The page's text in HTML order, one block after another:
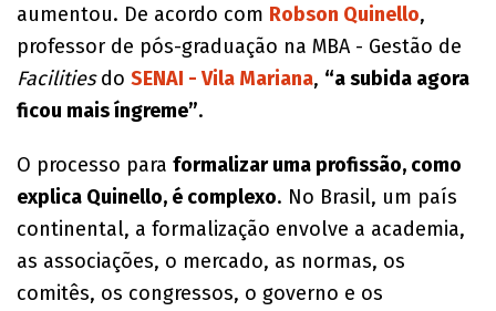
aumentou. De acordo com Robson Quinello,
professor de pós-graduação na MBA - Gestão de
Facilitiesdo SENAI - Vila Mariana, “a subida agora
ficou mais íngreme”.
O processo para formalizar uma profissão, como
explica Quinello, é complexo. No Brasil, um país
continental, a formalização envolve a academia,
as associações, o mercado, as normas, os
comitês, os congressos, o governo e os